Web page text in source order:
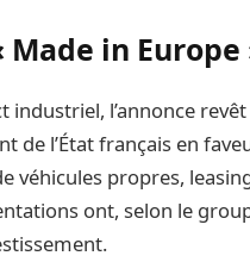
Made in Europe
industriel, l’annonce
de l’État français en
véhicules propres,
ont, selon le